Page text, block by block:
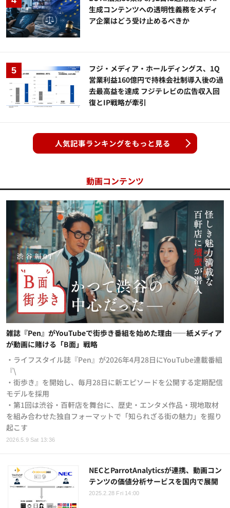
生成コンテンツへの透明性義務をメディ
ア企業はどう受け止めるべきか
フジ・メディア・ホールディングス、1Q
営業利益160億円で持株会社制導入後の過
去最高益を達成 フジテレビの広告収入回
復とIP戦略が牽引
人気記事ランキングをもっと見る
動画コンテンツ
2026.5.9 Sat 13:36
雑誌『Pen』がYouTubeで街歩き番組を始めた理由——紙メディア
が動画に賭ける「B面」戦略
・ライフスタイル誌『Pen』が2026年4月28日にYouTube連載番組
『\
・街歩き』を開始し、毎月28日に新エピソードを公開する定期配信
モデルを採用
・第1回は渋谷・百軒店を舞台に、歴史・エンタメ作品・現地取材
を組み合わせた独自フォーマットで「知られざる街の魅力」を掘り
起こす
NECとParrotAnalyticsが連携、動画コン
テンツの価値分析サービスを国内で展開
2025.2.28 Fri 14:00